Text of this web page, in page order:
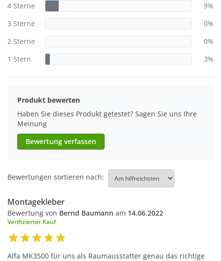
4 Sterne
9%
3 Sterne
0%
2 Sterne
0%
1 Stern
3%
Produkt bewerten
Haben Sie dieses Produkt getestet? Sagen Sie uns Ihre
Meinung
Bewertung verfassen
Bewertungen sortieren nach:
Montagekleber
Bewertung von Bernd Baumann am 14.06.2022
Verifizierter Kauf
Alfa MK3500 für uns als Raumausstatter genau das richtige